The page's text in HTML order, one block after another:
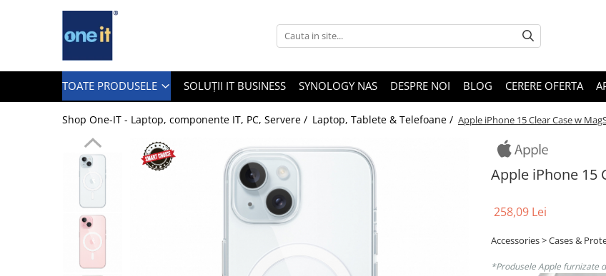
Toate Produsele
Laptop / Notebook
Notebook Consumer
Componente Laptop
Tablete & accesorii
Telefoane & accesorii
TOATE PRODUSELE SOLUȚII IT BUSINESS SYNOLOGY NAS DESPRE NOI BLOG CERERE OFERTA
Shop One-IT - Laptop, componente IT, PC, Servere / Laptop, Tablete & Telefoane / Apple iPhone 15 Clear Case w
Apple iPhone 15
258,09 Lei
Accessories > Cases &
*Produsele Apple furnizate